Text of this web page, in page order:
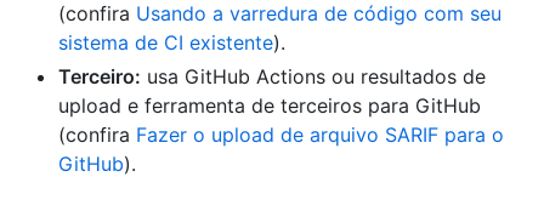
(confira Usando a varredura de código com seu
sistema de CI existente).
Terceiro: usa GitHub Actions ou resultados de
upload e ferramenta de terceiros para GitHub
(confira Fazer o upload de arquivo SARIF para o
GitHub).